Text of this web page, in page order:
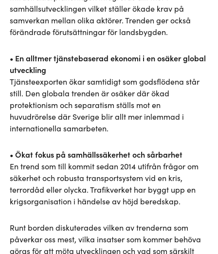
samhällsutvecklingen vilket ställer ökade krav på
samverkan mellan olika aktörer. Trenden ger också
förändrade förutsättningar för landsbygden.
• En alltmer tjänstebaserad ekonomi i en osäker global
utveckling
Tjänsteexporten ökar samtidigt som godsflödena står
still. Den globala trenden är osäker där ökad
protektionism och separatism ställs mot en
huvudrörelse där Sverige blir allt mer inlemmad i
internationella samarbeten.
• Ökat fokus på samhällssäkerhet och sårbarhet
En trend som till kommit sedan 2014 utifrån frågor om
säkerhet och robusta transportsystem vid en kris,
terrordåd eller olycka. Trafikverket har byggt upp en
krigsorganisation i händelse av höjd beredskap.
Runt borden diskuterades vilken av trenderna som
påverkar oss mest, vilka insatser som kommer behöva
göras för att möta utvecklingen och vad som särskilt